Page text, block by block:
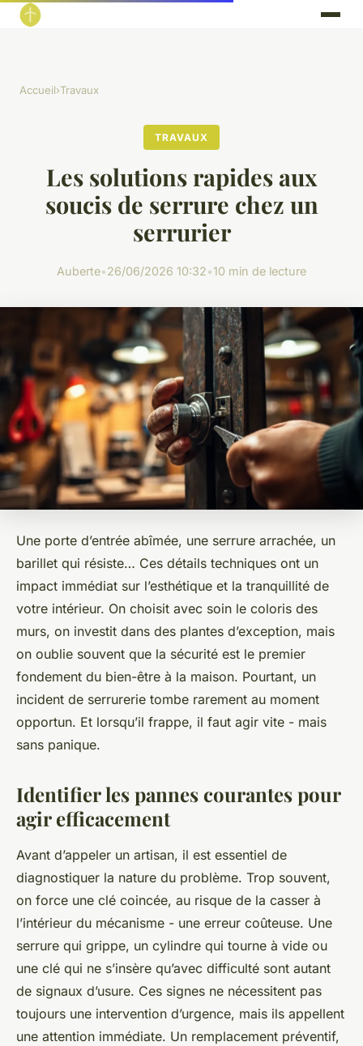
Accueil›Travaux
TRAVAUX
Les solutions rapides aux
soucis de serrure chez un
serrurier
Auberte•26/06/2026 10:32•10 min de lecture
Une porte d’entrée abîmée, une serrure arrachée, un
barillet qui résiste… Ces détails techniques ont un
impact immédiat sur l’esthétique et la tranquillité de
votre intérieur. On choisit avec soin le coloris des
murs, on investit dans des plantes d’exception, mais
on oublie souvent que la sécurité est le premier
fondement du bien-être à la maison. Pourtant, un
incident de serrurerie tombe rarement au moment
opportun. Et lorsqu’il frappe, il faut agir vite - mais
sans panique.
Identifier les pannes courantes pour
agir efficacement
Avant d’appeler un artisan, il est essentiel de
diagnostiquer la nature du problème. Trop souvent,
on force une clé coincée, au risque de la casser à
l’intérieur du mécanisme - une erreur coûteuse. Une
serrure qui grippe, un cylindre qui tourne à vide ou
une clé qui ne s’insère qu’avec difficulté sont autant
de signaux d’usure. Ces signes ne nécessitent pas
toujours une intervention d’urgence, mais ils appellent
une attention immédiate. Un remplacement préventif,